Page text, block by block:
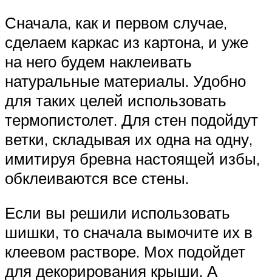
Сначала, как и первом случае,
сделаем каркас из картона, и уже
на него будем наклеивать
натуральные материалы. Удобно
для таких целей использовать
термопистолет. Для стен подойдут
ветки, складывая их одна на одну,
имитируя бревна настоящей избы,
обклеиваются все стены.
Если вы решили использовать
шишки, то сначала вымочите их в
клеевом растворе. Мох подойдет
для декорирования крыши. А